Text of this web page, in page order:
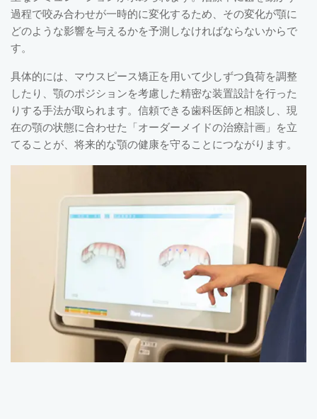
過程で咬み合わせが一時的に変化するため、その変化が顎に
どのような影響を与えるかを予測しなければならないからで
す。
具体的には、マウスピース矯正を用いて少しずつ負荷を調整
したり、顎のポジションを考慮した精密な装置設計を行った
りする手法が取られます。信頼できる歯科医師と相談し、現
在の顎の状態に合わせた「オーダーメイドの治療計画」を立
てることが、将来的な顎の健康を守ることにつながります。